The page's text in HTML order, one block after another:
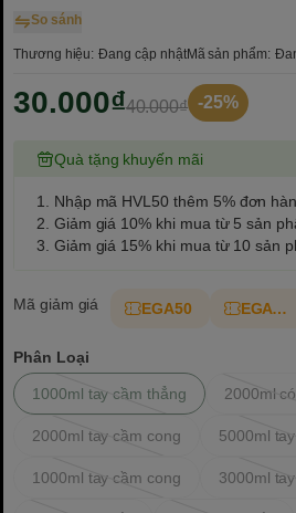
So sánh
Thương hiệu: Đang cập nhậtMã sản phẩm:
30.000₫40.000₫ -25%
Quà tặng khuyến mãi
1. Nhập mã HVL50 thêm 5% đơn
2. Giảm giá 10% khi mua từ 5 sản
3. Giảm giá 15% khi mua từ 10 sản
Mã giảm giá EGA50 EGAT10
Phân Loại
1000ml tay cầm thẳng 2000ml
2000ml tay cầm cong 5000ml
1000ml tay cầm cong 3000ml